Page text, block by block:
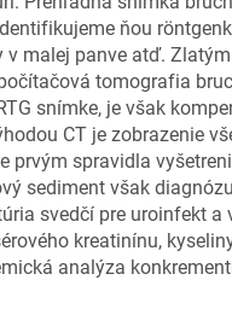
ňou
malej panve atď.
tomografia
snímke, je však
CT je zobrazenie
prvým spravidla
sediment však
svedčí pre uroinfekt
kreatinínu,
analýza